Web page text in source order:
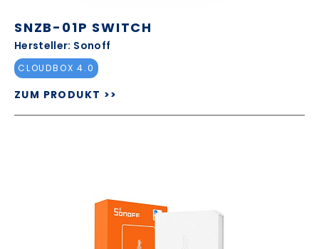
SNZB-01P SWITCH
Hersteller: Sonoff
CLOUDBOX 4.0
ZUM PRODUKT >>